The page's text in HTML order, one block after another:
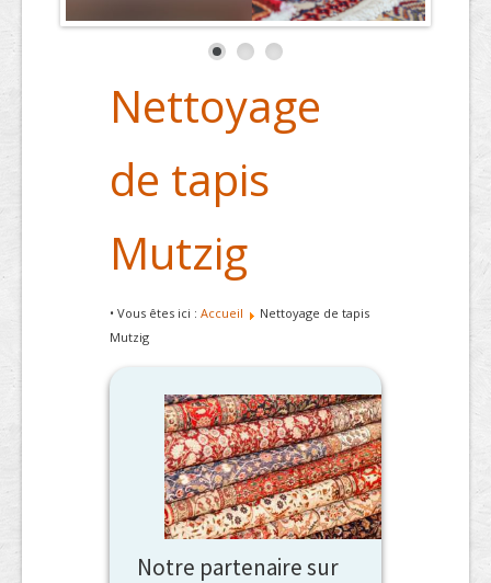
Nettoyage
de tapis
Mutzig
• Vous êtes ici : Accueil
Nettoyage de tapis
Mutzig
Notre partenaire sur